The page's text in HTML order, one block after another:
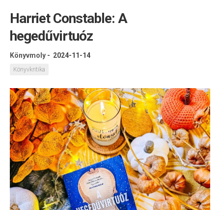
Kapcsolat
Olvasó sarok
Könyveim
Rólam
Harriet Constable: A
hegedűvirtuóz
Könyvmoly - 2024-11-14
Könyvkritika